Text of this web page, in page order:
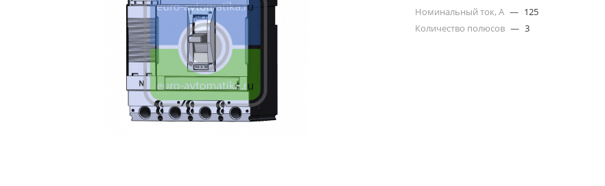
Номинальный ток, А — 125
Количество полюсов — 3